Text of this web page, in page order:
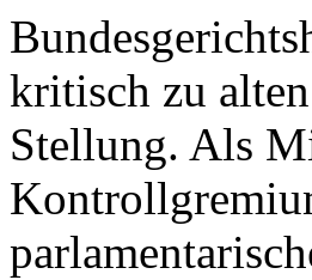
kritisch zu
Stellung. Als